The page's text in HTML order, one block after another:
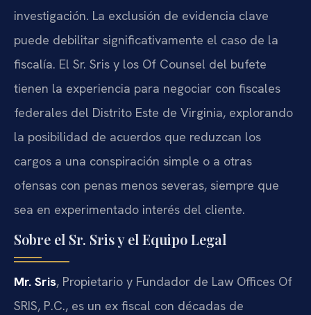
investigación. La exclusión de evidencia clave
puede debilitar significativamente el caso de la
fiscalía. El Sr. Sris y los Of Counsel del bufete
tienen la experiencia para negociar con fiscales
federales del Distrito Este de Virginia, explorando
la posibilidad de acuerdos que reduzcan los
cargos a una conspiración simple o a otras
ofensas con penas menos severas, siempre que
sea en experimentado interés del cliente.
Sobre el Sr. Sris y el Equipo Legal
Mr. Sris, Propietario y Fundador de Law Offices Of
SRIS, P.C., es un ex fiscal con décadas de